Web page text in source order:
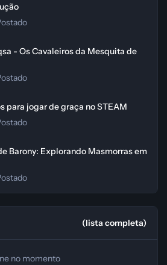
- Os Cavaleiros da Mesquita de
para jogar de graça no STEAM
Barony: Explorando Masmorras em
(lista completa)
no momento